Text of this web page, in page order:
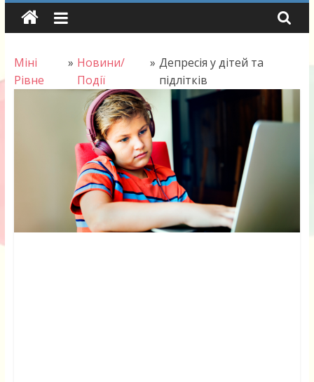
Skip
Міні
Рівне
» Новини/
Події
» Депресія у дітей та
підлітків